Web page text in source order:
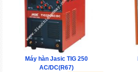
Máy hàn Jasic TIG 250
AC/DC(R67)